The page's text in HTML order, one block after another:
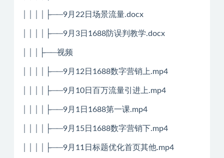
││││├──9月22日场景流量.docx
││││├──9月3日1688防误判教学.docx
│││├──视频
││││├──9月12日1688数字营销上.mp4
││││├──9月10日百万流量引进上.mp4
││││├──9月1日1688第一课.mp4
││││├──9月15日1688数字营销下.mp4
││││├──9月11日标题优化首页其他.mp4